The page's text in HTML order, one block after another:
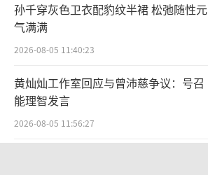
孙千穿灰色卫衣配豹纹半裙 松弛随性元
气满满
2026-08-05 11:40:23
黄灿灿工作室回应与曾沛慈争议：号召
能理智发言
2026-08-05 11:56:27